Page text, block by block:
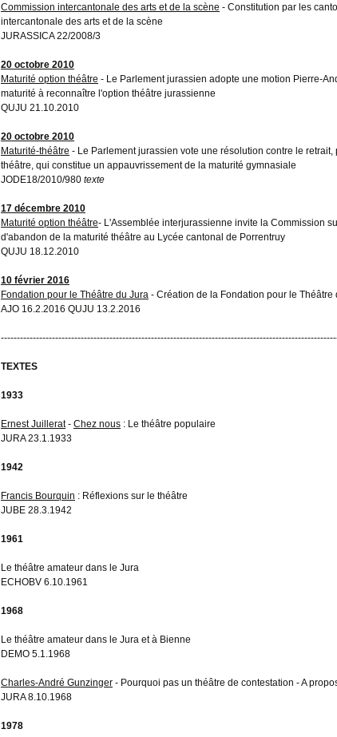
Commission intercantonale des arts et de la scène - Constitution par les
intercantonale des arts et de la scène
JURASSICA 22/2008/3
20 octobre 2010
Maturité option théâtre - Le Parlement jurassien adopte une motion Pierre-
maturité à reconnaître l'option théâtre jurassienne
QUJU 21.10.2010
20 octobre 2010
Maturité-théâtre - Le Parlement jurassien vote une résolution contre le
théâtre, qui constitue un appauvrissement de la maturité gymnasiale
JODE18/2010/980 texte
17 décembre 2010
Maturité option théâtre- L'Assemblée interjurassienne invite la Commission
d'abandon de la maturité théâtre au Lycée cantonal de Porrentruy
QUJU 18.12.2010
10 février 2016
Fondation pour le Théâtre du Jura - Création de la Fondation pour le Théâtre
AJO 16.2.2016 QUJU 13.2.2016
TEXTES
1933
Ernest Juillerat- Chez nous : Le théâtre populaire
JURA 23.1.1933
1942
Francis Bourquin : Réflexions sur le théâtre
JUBE 28.3.1942
1961
Le théâtre amateur dans le Jura
ECHOBV 6.10.1961
1968
Le théâtre amateur dans le Jura et à Bienne
DEMO 5.1.1968
Charles-André Gunzinger - Pourquoi pas un théâtre de contestation - A
JURA 8.10.1968
1978